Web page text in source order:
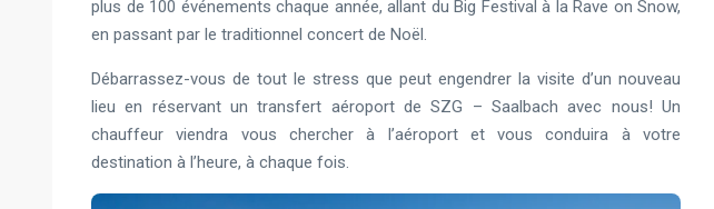
plus de 100 événements chaque année, allant du Big Festival à la Rave on Snow,
en passant par le traditionnel concert de Noël.
Débarrassez-vous de tout le stress que peut engendrer la visite d’un nouveau
lieu en réservant un transfert aéroport de SZG – Saalbach avec nous! Un
chauffeur viendra vous chercher à l’aéroport et vous conduira à votre
destination à l’heure, à chaque fois.